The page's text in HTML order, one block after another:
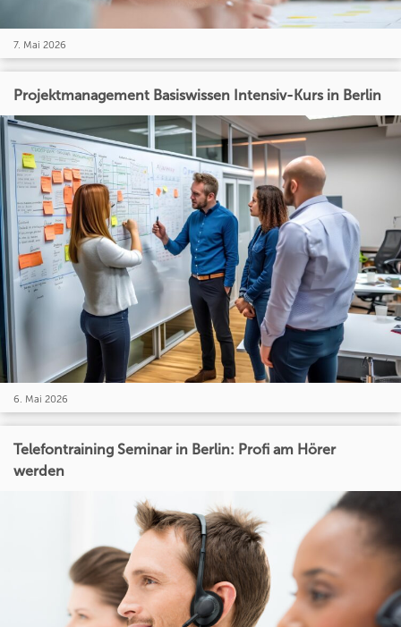
7. Mai 2026
Projektmanagement Basiswissen Intensiv-Kurs in Berlin
6. Mai 2026
Telefontraining Seminar in Berlin: Profi am Hörer
werden